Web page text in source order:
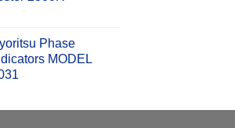
Phase
MODEL